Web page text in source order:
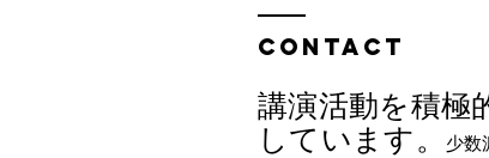
Contact
講演活動を積極
しています。
少数